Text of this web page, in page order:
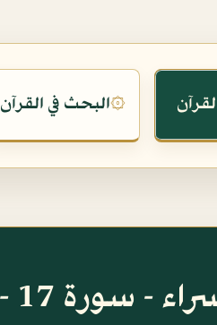
۞البحث في القرآن
17 - عدد آياتها 111